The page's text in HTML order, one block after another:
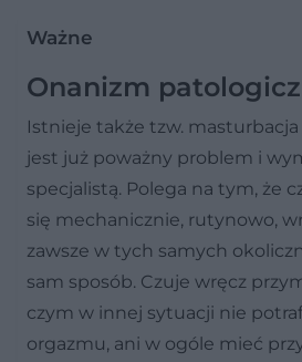
Ważne
Onanizm
Istnieje także tzw.
jest już poważny problem i
specjalistą. Polega na tym, że
się mechanicznie, rutynowo,
zawsze w tych samych
sam sposób. Czuje wręcz
czym w innej sytuacji nie
orgazmu, ani w ogóle mieć